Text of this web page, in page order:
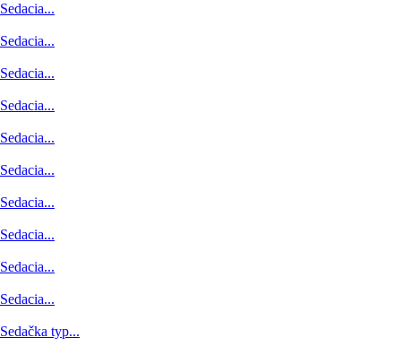
Sedacia...
Sedacia...
Sedacia...
Sedacia...
Sedacia...
Sedacia...
Sedacia...
Sedacia...
Sedacia...
Sedacia...
Sedačka typ...